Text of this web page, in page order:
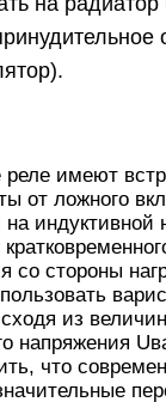
их от выхода
нагрузки
ТР находят
ZD3, VD, LA